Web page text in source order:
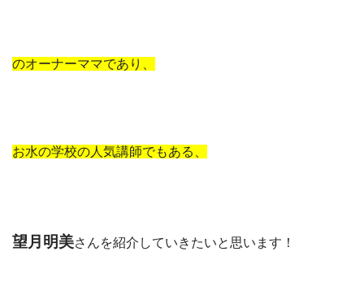
のオーナーママであり、
お水の学校の人気講師でもある、
望月明美さんを紹介していきたいと思います！